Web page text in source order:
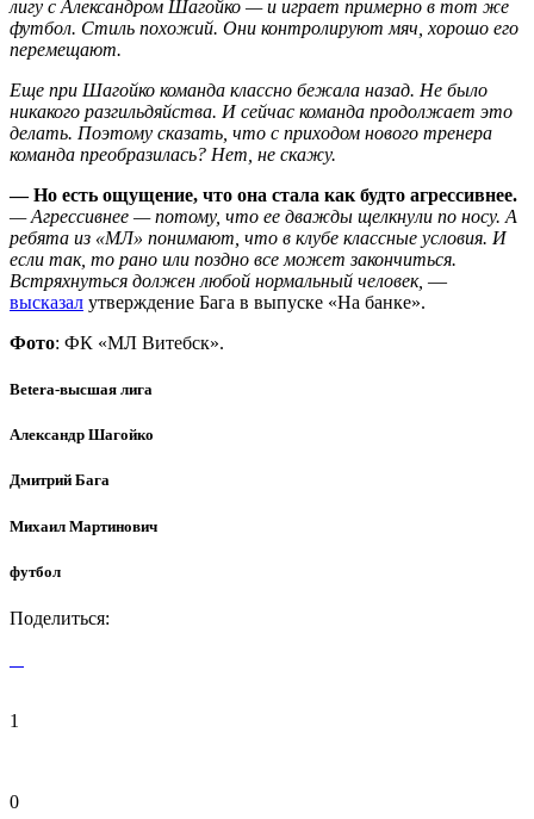
лигу с Александром Шагойко — и играет примерно в тот же
футбол. Стиль похожий. Они контролируют мяч, хорошо его
перемещают.
Еще при Шагойко команда классно бежала назад. Не было
никакого разгильдяйства. И сейчас команда продолжает это
делать. Поэтому сказать, что с приходом нового тренера
команда преобразилась? Нет, не скажу.
— Но есть ощущение, что она стала как будто агрессивнее.
— Агрессивнее — потому, что ее дважды щелкнули по носу. А
ребята из «МЛ» понимают, что в клубе классные условия. И
если так, то рано или поздно все может закончиться.
Встряхнуться должен любой нормальный человек, —
высказал утверждение Бага в выпуске «На банке».
Фото: ФК «МЛ Витебск».
Betera-высшая лига
Александр Шагойко
Дмитрий Бага
Михаил Мартинович
футбол
Поделиться:
1
0